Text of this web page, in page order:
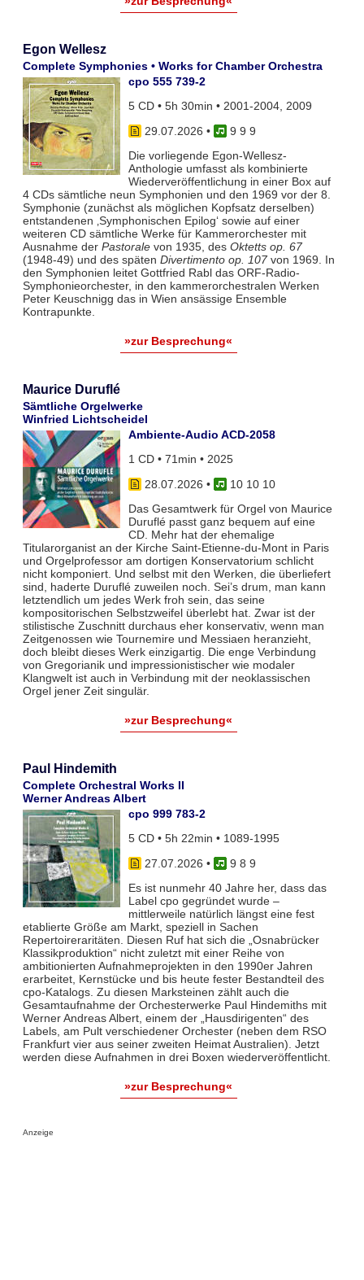
Egon Wellesz
Complete Symphonies • Works for Chamber Orchestra
cpo 555 739-2
5 CD • 5h 30min • 2001-2004, 2009
29.07.2026 •
9 9 9
Die vorliegende Egon-Wellesz-
Anthologie umfasst als kombinierte
Wiederveröffentlichung in einer Box auf
4 CDs sämtliche neun Symphonien und den 1969 vor der 8.
Symphonie (zunächst als möglichen Kopfsatz derselben)
entstandenen ‚Symphonischen Epilog‘ sowie auf einer
weiteren CD sämtliche Werke für Kammerorchester mit
Ausnahme der Pastoralevon 1935, des Oktetts op. 67
(1948-49) und des späten Divertimento op. 107von 1969. In
den Symphonien leitet Gottfried Rabl das ORF-Radio-
Symphonieorchester, in den kammerorchestralen Werken
Peter Keuschnigg das in Wien ansässige Ensemble
Kontrapunkte.
»zur Besprechung«
Maurice Duruflé
Sämtliche Orgelwerke
Winfried Lichtscheidel
Ambiente-Audio ACD-2058
1 CD • 71min • 2025
28.07.2026 •
10 10 10
Das Gesamtwerk für Orgel von Maurice
Duruflé passt ganz bequem auf eine
CD. Mehr hat der ehemalige
Titularorganist an der Kirche Saint-Etienne-du-Mont in Paris
und Orgelprofessor am dortigen Konservatorium schlicht
nicht komponiert. Und selbst mit den Werken, die überliefert
sind, haderte Duruflé zuweilen noch. Sei’s drum, man kann
letztendlich um jedes Werk froh sein, das seine
kompositorischen Selbstzweifel überlebt hat. Zwar ist der
stilistische Zuschnitt durchaus eher konservativ, wenn man
Zeitgenossen wie Tournemire und Messiaen heranzieht,
doch bleibt dieses Werk einzigartig. Die enge Verbindung
von Gregorianik und impressionistischer wie modaler
Klangwelt ist auch in Verbindung mit der neoklassischen
Orgel jener Zeit singulär.
»zur Besprechung«
Paul Hindemith
Complete Orchestral Works II
Werner Andreas Albert
cpo 999 783-2
5 CD • 5h 22min • 1089-1995
27.07.2026 •
9 8 9
Es ist nunmehr 40 Jahre her, dass das
Label cpo gegründet wurde –
mittlerweile natürlich längst eine fest
etablierte Größe am Markt, speziell in Sachen
Repertoireraritäten. Diesen Ruf hat sich die „Osnabrücker
Klassikproduktion“ nicht zuletzt mit einer Reihe von
ambitionierten Aufnahmeprojekten in den 1990er Jahren
erarbeitet, Kernstücke und bis heute fester Bestandteil des
cpo-Katalogs. Zu diesen Marksteinen zählt auch die
Gesamtaufnahme der Orchesterwerke Paul Hindemiths mit
Werner Andreas Albert, einem der „Hausdirigenten“ des
Labels, am Pult verschiedener Orchester (neben dem RSO
Frankfurt vier aus seiner zweiten Heimat Australien). Jetzt
werden diese Aufnahmen in drei Boxen wiederveröffentlicht.
»zur Besprechung«
Anzeige